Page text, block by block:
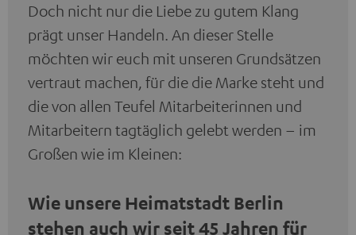
Doch nicht nur die Liebe zu gutem Klang
prägt unser Handeln. An dieser Stelle
möchten wir euch mit unseren Grundsätzen
vertraut machen, für die die Marke steht und
die von allen Teufel Mitarbeiterinnen und
Mitarbeitern tagtäglich gelebt werden – im
Großen wie im Kleinen:
Wie unsere Heimatstadt Berlin
stehen auch wir seit 45 Jahren für